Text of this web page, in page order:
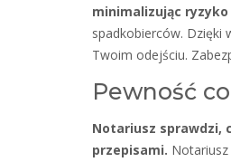
minimalizując
spadkobierców. Dzięki
Twoim odejściu.
Pewność
Notariusz sprawdzi,
przepisami.